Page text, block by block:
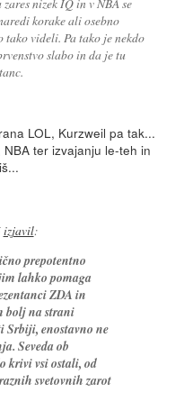
korake ali osebno
tako videli. Pa tako je nekdo
slabo in da je tu
LOL, Kurzweil pa tak...
ter izvajanju le-teh in
izjavil:
prepotentno
lahko pomaga
ZDA in
bolj na strani
Srbiji, enostavno ne
Seveda ob
krivi vsi ostali, od
svetovnih zarot